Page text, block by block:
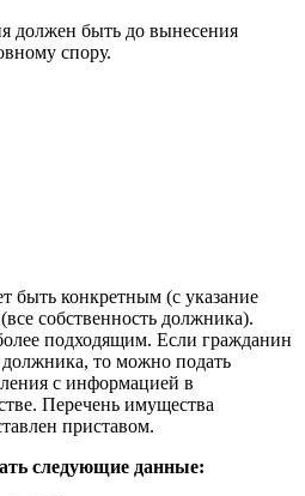
должен быть до вынесения
спору.
быть конкретным (с указание
собственность должника).
подходящим. Если гражданин
должника, то можно подать
с информацией в
Перечень имущества
приставом.
следующие данные: